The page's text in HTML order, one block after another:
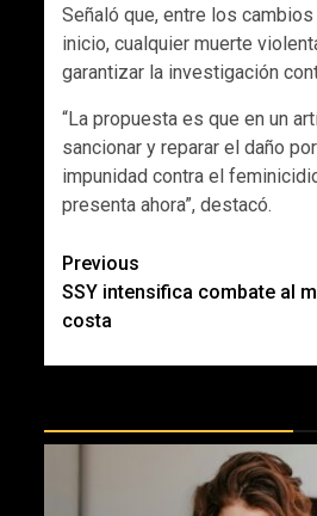
Señaló que, entre los
inicio, cualquier muerte
garantizar la investigación
“La propuesta es que en un
sancionar y reparar el daño
impunidad contra el
presenta ahora”, destacó.
Post
navigation
Previous
SSY intensifica combate al
costa